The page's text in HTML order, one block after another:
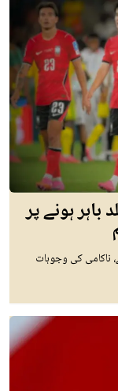
ہونے پر
ناکامی کی وجوہات